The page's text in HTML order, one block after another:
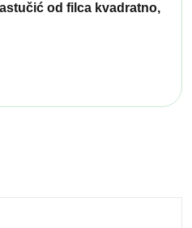
od filca kvadratno,